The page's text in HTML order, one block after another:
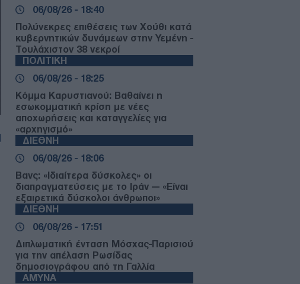
06/08/26 - 18:40
Πολύνεκρες επιθέσεις των Χούθι κατά
κυβερνητικών δυνάμεων στην Υεμένη -
Τουλάχιστον 38 νεκροί
ΠΟΛΙΤΙΚΗ
06/08/26 - 18:25
Κόμμα Καρυστιανού: Βαθαίνει η
εσωκομματική κρίση με νέες
αποχωρήσεις και καταγγελίες για
«αρχηγισμό»
ΔΙΕΘΝΗ
06/08/26 - 18:06
Βανς: «Ιδιαίτερα δύσκολες» οι
διαπραγματεύσεις με το Ιράν — «Είναι
εξαιρετικά δύσκολοι άνθρωποι»
ΔΙΕΘΝΗ
06/08/26 - 17:51
Διπλωματική ένταση Μόσχας-Παρισιού
για την απέλαση Ρωσίδας
δημοσιογράφου από τη Γαλλία
ΑΜΥΝΑ